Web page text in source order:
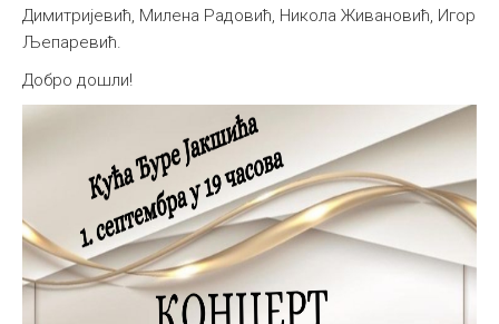
Димитријевић, Милена Радовић, Никола Живановић, Игор
Љепаревић.
Добро дошли!